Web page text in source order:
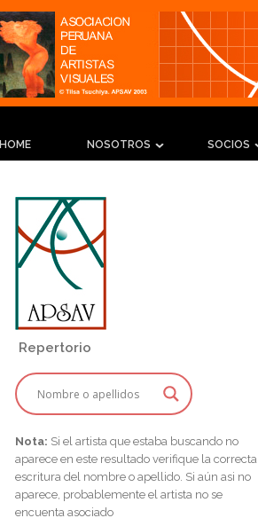
HOME NOSOTROS SOCIOS
Repertorio
Nota: Si el artista que estaba buscando no
aparece en este resultado verifique la correcta
escritura del nombre o apellido. Si aún asi no
aparece, probablemente el artista no se
encuenta asociado